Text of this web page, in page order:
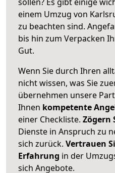
einem Umzug von
zu beachten sind.
bis hin zum Verpacken
Gut.
Wenn Sie durch Ihren
nicht wissen, was Sie
übernehmen unsere
Ihnen kompetente
einer Checkliste. Zögern
Dienste in Anspruch zu
sich zurück. Vertrauen
Erfahrung in der
sich Angebote.